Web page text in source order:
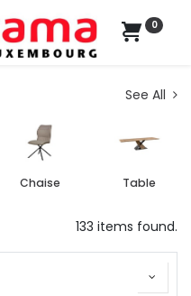
0
See All
Chaise Table
133 items found.